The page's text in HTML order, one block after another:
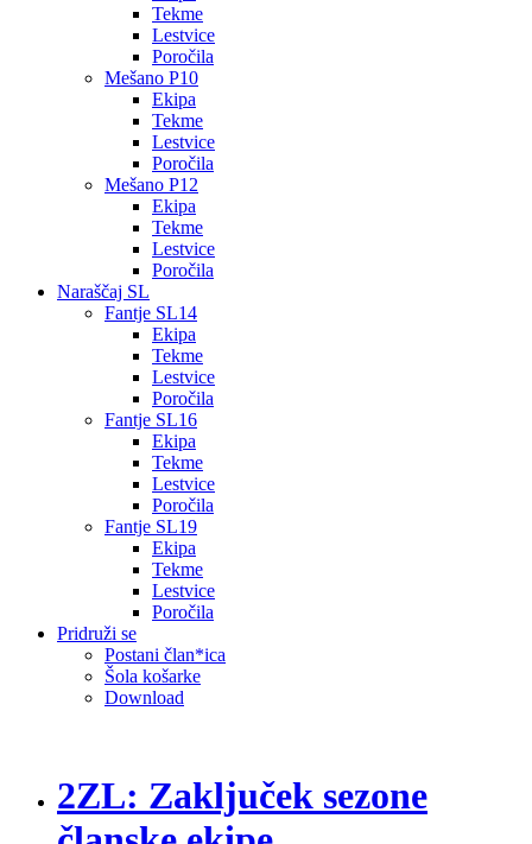
Tekme
Lestvice
Poročila
Mešano P10
Ekipa
Tekme
Lestvice
Poročila
Mešano P12
Ekipa
Tekme
Lestvice
Poročila
Naraščaj SL
Fantje SL14
Ekipa
Tekme
Lestvice
Poročila
Fantje SL16
Ekipa
Tekme
Lestvice
Poročila
Fantje SL19
Ekipa
Tekme
Lestvice
Poročila
Pridruži se
Postani član*ica
Šola košarke
Download
2ZL: Zaključek sezone